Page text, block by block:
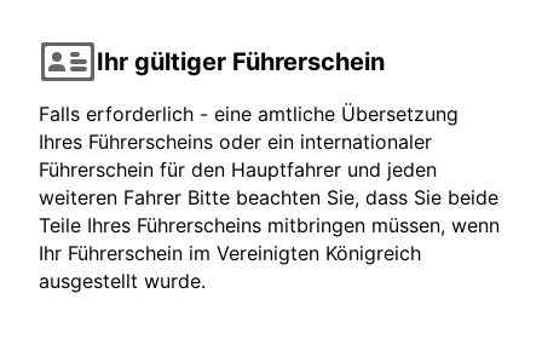
Ihr gültiger Führerschein
Falls erforderlich - eine amtliche Übersetzung
Ihres Führerscheins oder ein internationaler
Führerschein für den Hauptfahrer und jeden
weiteren Fahrer Bitte beachten Sie, dass Sie beide
Teile Ihres Führerscheins mitbringen müssen, wenn
Ihr Führerschein im Vereinigten Königreich
ausgestellt wurde.